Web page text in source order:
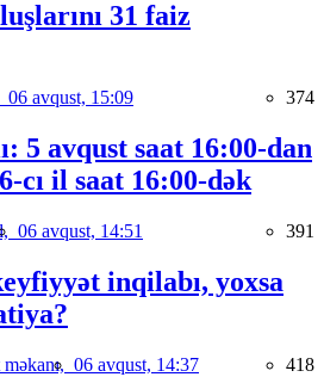
31 faiz
06 avqust, 15:09 374
5 avqust saat 16:00-dan
cı il saat 16:00-dək
06 avqust, 14:51 391
inqilabı, yoxsa
06 avqust, 14:37 418